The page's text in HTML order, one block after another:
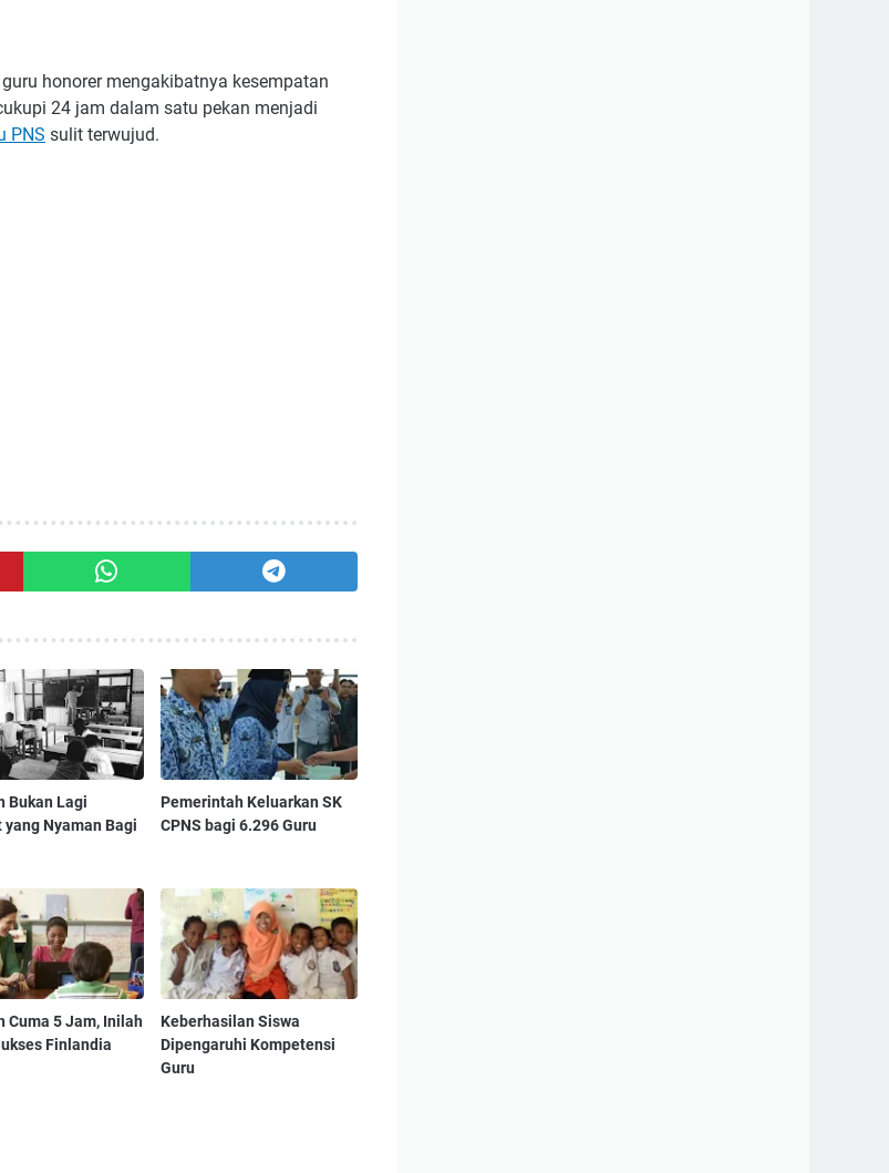
honorer mengakibatnya kesempatan
24 jam dalam satu pekan menjadi
PNS sulit terwujud.
Bukan Lagi
yang Nyaman Bagi
Pemerintah Keluarkan SK
CPNS bagi 6.296 Guru
Cuma 5 Jam, Inilah
Finlandia
Keberhasilan Siswa
Dipengaruhi Kompetensi
Guru